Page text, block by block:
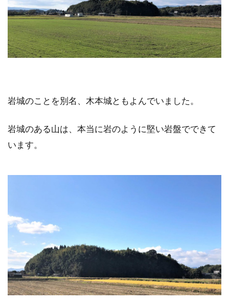
岩城のことを別名、木本城ともよんでいました。
岩城のある山は、本当に岩のように堅い岩盤でできて
います。